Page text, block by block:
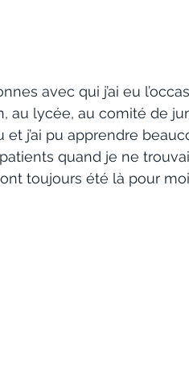
avec qui j’ai eu
au lycée, au comité de
j’ai pu apprendre
quand je ne
toujours été là pour